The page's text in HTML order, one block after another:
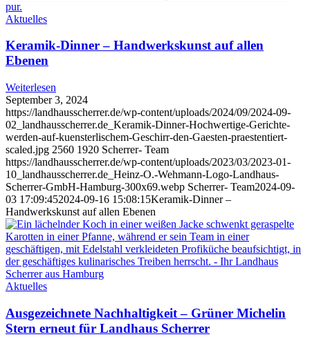
Aktuelles
Keramik-Dinner – Handwerkskunst auf allen
Ebenen
Weiterlesen
September 3, 2024
https://landhausscherrer.de/wp-content/uploads/2024/09/2024-09-
02_landhausscherrer.de_Keramik-Dinner-Hochwertige-Gerichte-
werden-auf-kuensterlischem-Geschirr-den-Gaesten-praestentiert-
scaled.jpg 2560 1920 Scherrer- Team
https://landhausscherrer.de/wp-content/uploads/2023/03/2023-01-
10_landhausscherrer.de_Heinz-O.-Wehmann-Logo-Landhaus-
Scherrer-GmbH-Hamburg-300x69.webp Scherrer- Team2024-09-
03 17:09:452024-09-16 15:08:15Keramik-Dinner –
Handwerkskunst auf allen Ebenen
Aktuelles
Ausgezeichnete Nachhaltigkeit – Grüner Michelin
Stern erneut für Landhaus Scherrer